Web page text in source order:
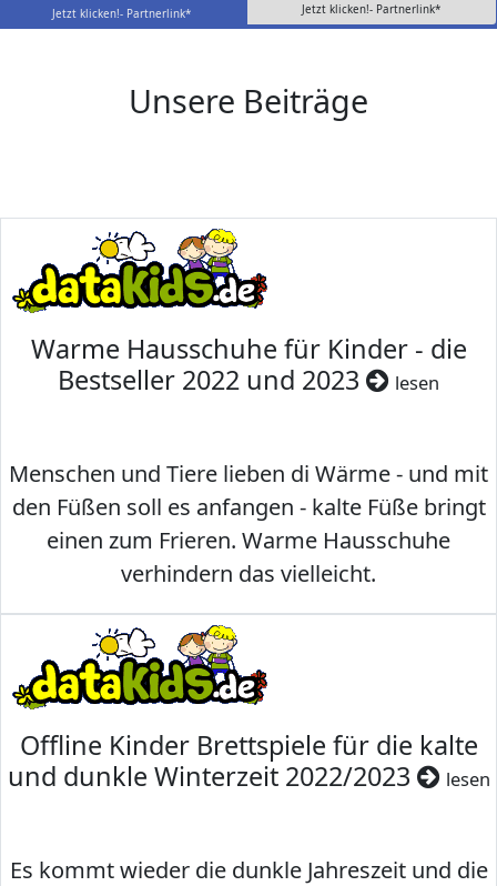
Jetzt klicken!- Partnerlink* Jetzt klicken!- Partnerlink*
Unsere Beiträge
Warme Hausschuhe für Kinder - die
Bestseller 2022 und 2023
lesen
Menschen und Tiere lieben di Wärme - und mit
den Füßen soll es anfangen - kalte Füße bringt
einen zum Frieren. Warme Hausschuhe
verhindern das vielleicht.
Offline Kinder Brettspiele für die kalte
und dunkle Winterzeit 2022/2023
lesen
Es kommt wieder die dunkle Jahreszeit und die